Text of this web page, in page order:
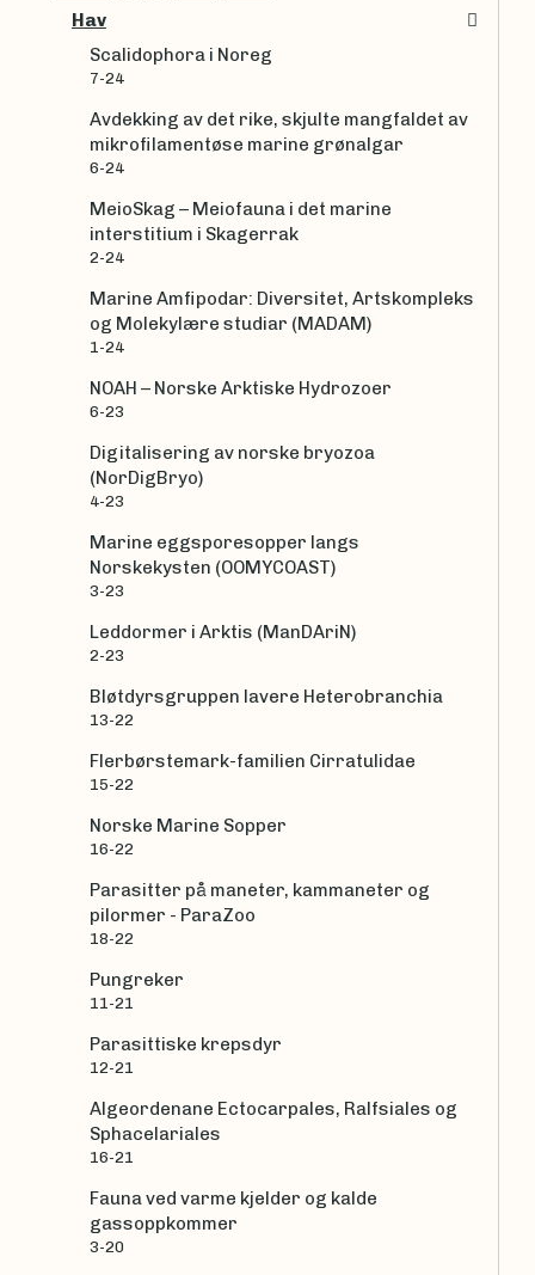
Hav
Scalidophora i Noreg
7-24
Avdekking av det rike, skjulte mangfaldet av
mikrofilamentøse marine grønalgar
6-24
MeioSkag – Meiofauna i det marine
interstitium i Skagerrak
2-24
Marine Amfipodar: Diversitet, Artskompleks
og Molekylære studiar (MADAM)
1-24
NOAH – Norske Arktiske Hydrozoer
6-23
Digitalisering av norske bryozoa
(NorDigBryo)
4-23
Marine eggsporesopper langs
Norskekysten (OOMYCOAST)
3-23
Leddormer i Arktis (ManDAriN)
2-23
Bløtdyrsgruppen lavere Heterobranchia
13-22
Flerbørstemark-familien Cirratulidae
15-22
Norske Marine Sopper
16-22
Parasitter på maneter, kammaneter og
pilormer - ParaZoo
18-22
Pungreker
11-21
Parasittiske krepsdyr
12-21
Algeordenane Ectocarpales, Ralfsiales og
Sphacelariales
16-21
Fauna ved varme kjelder og kalde
gassoppkommer
3-20